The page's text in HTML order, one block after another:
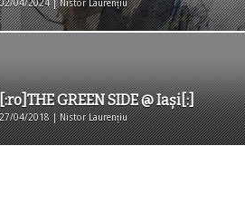
02/04/2024 | Nistor Laurențiu
[:ro]THE GREEN SIDE @ Iași[:]
27/04/2018 | Nistor Laurențiu